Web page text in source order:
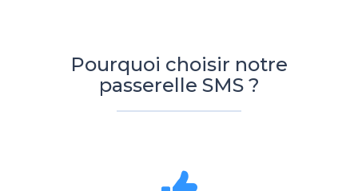
Pourquoi choisir notre
passerelle SMS ?